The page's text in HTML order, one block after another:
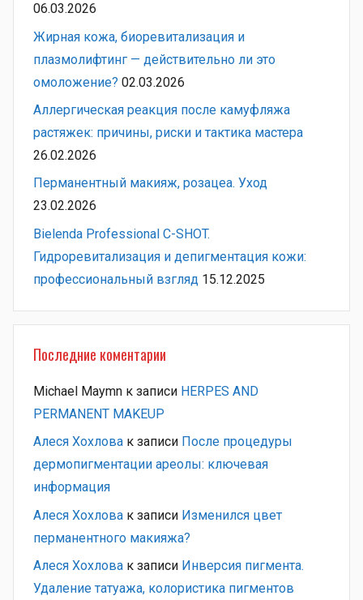
06.03.2026
Жирная кожа, биоревитализация и
плазмолифтинг — действительно ли это
омоложение? 02.03.2026
Аллергическая реакция после камуфляжа
растяжек: причины, риски и тактика мастера
26.02.2026
Перманентный макияж, розацеа. Уход
23.02.2026
Bielenda Professional C-SHOT.
Гидроревитализация и депигментация кожи:
профессиональный взгляд 15.12.2025
Последние коментарии
Michael Maymn к записи HERPES AND
PERMANENT MAKEUP
Алеся Хохлова к записи После процедуры
дермопигментации ареолы: ключевая
информация
Алеся Хохлова к записи Изменился цвет
перманентного макияжа?
Алеся Хохлова к записи Инверсия пигмента.
Удаление татуажа, колористика пигментов